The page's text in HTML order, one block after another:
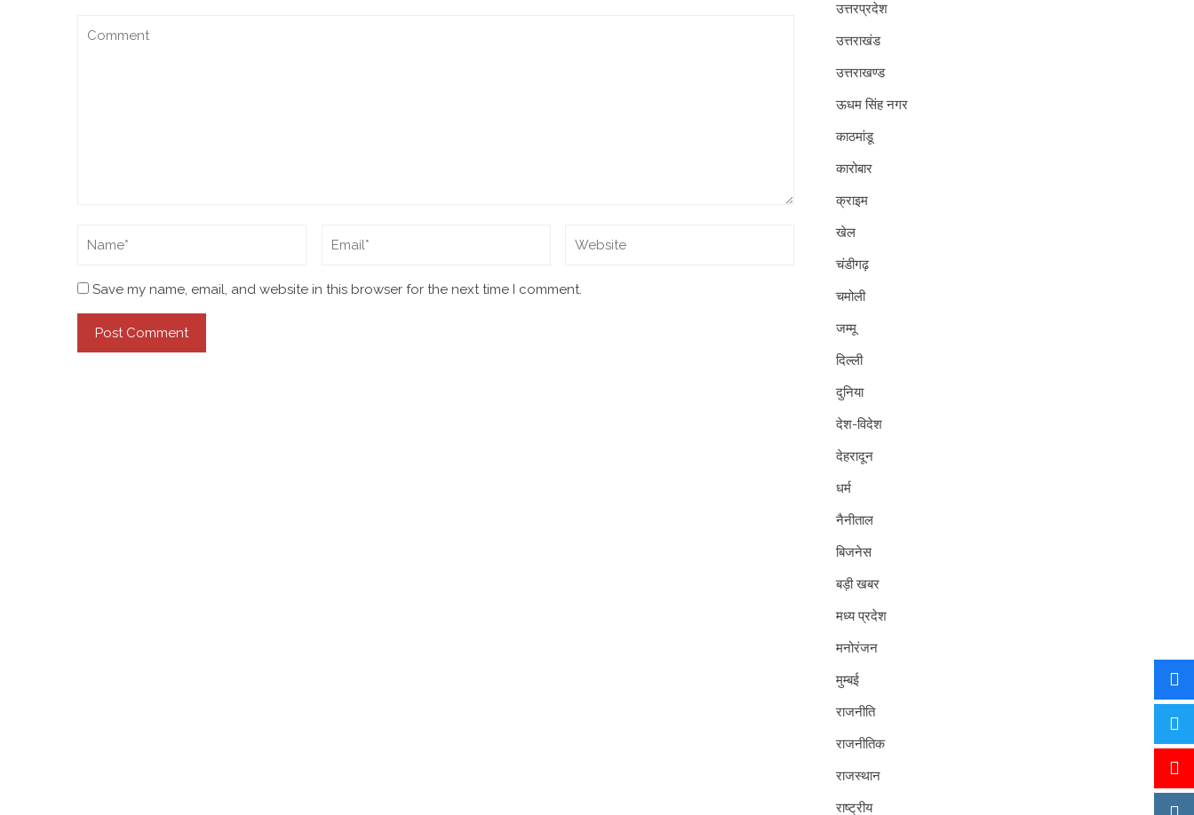
Save my name, email, and website in this browser for the next time I comment.
उत्तरप्रदेश
उत्तराखंड
उत्तराखण्ड
ऊधम सिंह नगर
काठमांडू
कारोबार
क्राइम
खेल
चंडीगढ़
चमोली
जम्मू
दिल्ली
दुनिया
देश-विदेश
देहरादून
धर्म
नैनीताल
बिजनेस
बड़ी खबर
मध्य प्रदेश
मनोरंजन
मुम्बई
राजनीति
राजनीतिक
राजस्थान
राष्ट्रीय